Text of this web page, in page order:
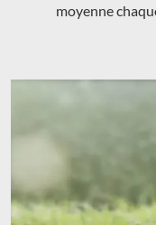
moyenne